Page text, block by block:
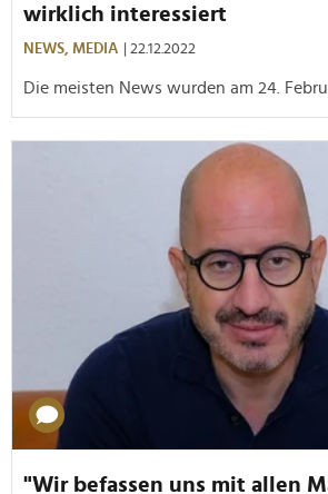
wirklich interessiert
NEWS, MEDIA | 22.12.2022
Die meisten News wurden am 24.
"Wir befassen uns mit allen